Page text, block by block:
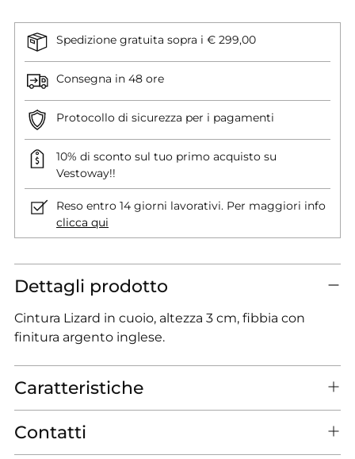
Spedizione gratuita sopra i € 299,00
Consegna in 48 ore
Protocollo di sicurezza per i pagamenti
10% di sconto sul tuo primo acquisto su
Vestoway!!
Reso entro 14 giorni lavorativi. Per maggiori info
clicca qui
Dettagli prodotto
Cintura Lizard in cuoio, altezza 3 cm, fibbia con
finitura argento inglese.
Caratteristiche
Contatti